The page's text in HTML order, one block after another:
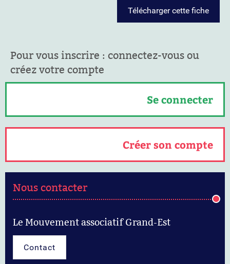
Télécharger cette fiche
Pour vous inscrire : connectez-vous ou
créez votre compte
Se connecter
Créer son compte
Nous contacter
Le Mouvement associatif Grand-Est
Contact